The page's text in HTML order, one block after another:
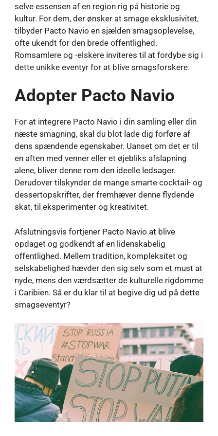
selve essensen af ​​en region rig på historie og
kultur. For dem, der ønsker at smage eksklusivitet,
tilbyder Pacto Navio en sjælden smagsoplevelse,
ofte ukendt for den brede offentlighed.
Romsamlere og -elskere inviteres til at fordybe sig i
dette unikke eventyr for at blive smagsforskere.
Adopter Pacto Navio
For at integrere Pacto Navio i din samling eller din
næste smagning, skal du blot lade dig forføre af
dens spændende egenskaber. Uanset om det er til
en aften med venner eller et øjebliks afslapning
alene, bliver denne rom den ideelle ledsager.
Derudover tilskynder de mange smarte cocktail- og
dessertopskrifter, der fremhæver denne flydende
skat, til eksperimenter og kreativitet.
Afslutningsvis fortjener Pacto Navio at blive
opdaget og godkendt af en lidenskabelig
offentlighed. Mellem tradition, kompleksitet og
selskabelighed hævder den sig selv som et must at
nyde, mens den værdsætter de kulturelle rigdomme
i Caribien. Så er du klar til at begive dig ud på dette
smagseventyr?